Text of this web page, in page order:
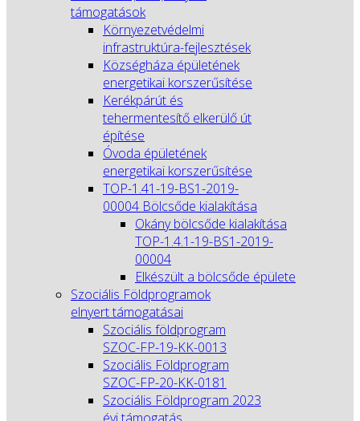
támogatások
Környezetvédelmi
infrastruktúra-fejlesztések
Községháza épületének
energetikai korszerűsítése
Kerékpárút és
tehermentesítő elkerülő út
építése
Óvoda épületének
energetikai korszerűsítése
TOP-1.41-19-BS1-2019-
00004 Bölcsőde kialakítása
Okány bölcsőde kialakítása
TOP-1.4.1-19-BS1-2019-
00004
Elkészült a bölcsőde épülete
Szociális Földprogramok
elnyert támogatásai
Szociális földprogram
SZOC-FP-19-KK-0013
Szociális Földprogram
SZOC-FP-20-KK-0181
Szociális Földprogram 2023